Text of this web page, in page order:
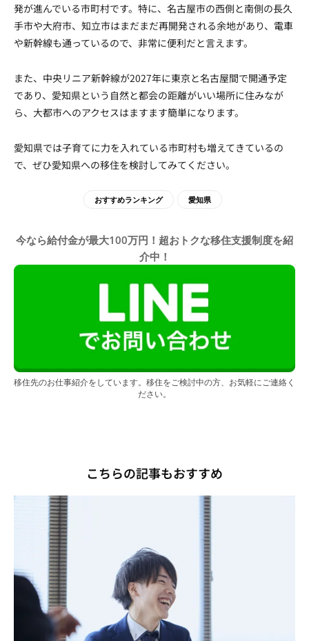
発が進んでいる市町村です。特に、名古屋市の西側と南側の長久
手市や大府市、知立市はまだまだ再開発される余地があり、電車
や新幹線も通っているので、非常に便利だと言えます。
また、中央リニア新幹線が2027年に東京と名古屋間で開通予定
であり、愛知県という自然と都会の距離がいい場所に住みなが
ら、大都市へのアクセスはますます簡単になります。
愛知県では子育てに力を入れている市町村も増えてきているの
で、ぜひ愛知県への移住を検討してみてください。
おすすめランキング 愛知県
今なら給付金が最大100万円！超おトクな移住支援制度を紹
介中！
移住先のお仕事紹介をしています。移住をご検討中の方、お気軽にご連絡く
ださい。
こちらの記事もおすすめ